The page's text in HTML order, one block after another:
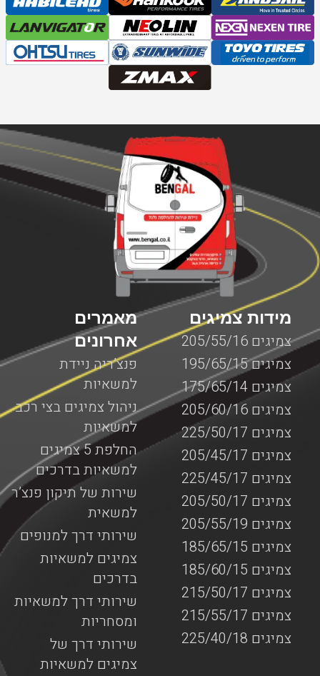
מאמרים
אחרונים
פנצ’ריה ניידת
למשאיות
ניהול צמיגים בצי רכב
למשאיות
החלפת 5 צמיגים
למשאיות בדרכים
שירות של תיקון פנצ’ר
למשאית
שירותי דרך למנופים
צמיגים למשאיות
בדרכים
שירותי דרך למשאיות
ומסחריות
שירותי דרך של
צמיגים למשאיות
מידות צמיגים
צמיגים 205/55/16
צמיגים 195/65/15
צמיגים 175/65/14
צמיגים 205/60/16
צמיגים 225/50/17
צמיגים 205/45/17
צמיגים 225/45/17
צמיגים 205/50/17
צמיגים 205/55/19
צמיגים 185/65/15
צמיגים 185/60/15
צמיגים 215/50/17
צמיגים 215/55/17
צמיגים 225/40/18